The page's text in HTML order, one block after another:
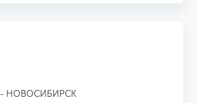
- НОВОСИБИРСК